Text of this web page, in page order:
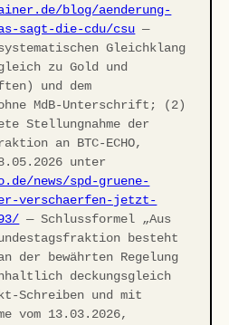
blog/aenderung-
sagt-die-cdu/csu —
Gleichklang
zu Gold und
und dem
MdB-Unterschrift; (2)
Stellungnahme der
an BTC-ECHO,
unter
news/spd-gruene-
verschaerfen-jetzt-
— Schlussformel „Aus
besteht
der bewährten Regelung
deckungsgleich
Schreiben und mit
vom 13.03.2026,